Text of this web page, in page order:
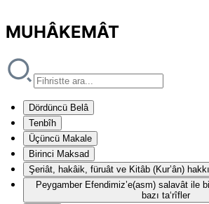
MUHÂKEMÂT
Dördüncü Belâ
Tenbîh
Üçüncü Makale
Birinci Maksad
Şeriât, hakâik, füruât ve Kitâb (Kur’ân)
Peygamber Efendimiz’e(asm) salavât ile
bazı ta‘rîfler